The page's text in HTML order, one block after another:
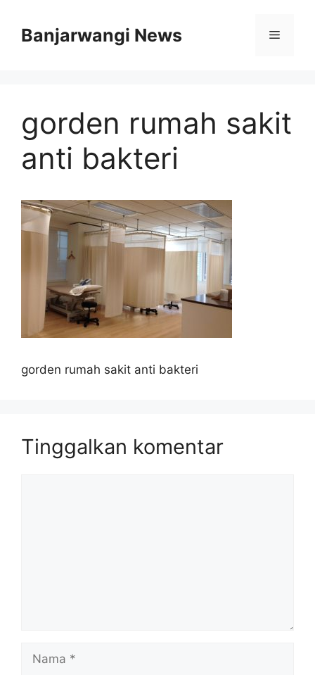
Banjarwangi News Menu
gorden rumah sakit
anti bakteri
gorden rumah sakit anti bakteri
Tinggalkan komentar